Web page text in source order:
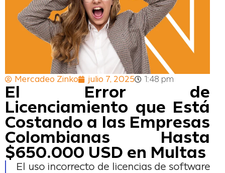
Mercadeo Zinko julio 7, 2025 1:48 pm
El Error de
Licenciamiento que Está
Costando a las Empresas
Colombianas Hasta
$650.000 USD en Multas
El uso incorrecto de licencias de software